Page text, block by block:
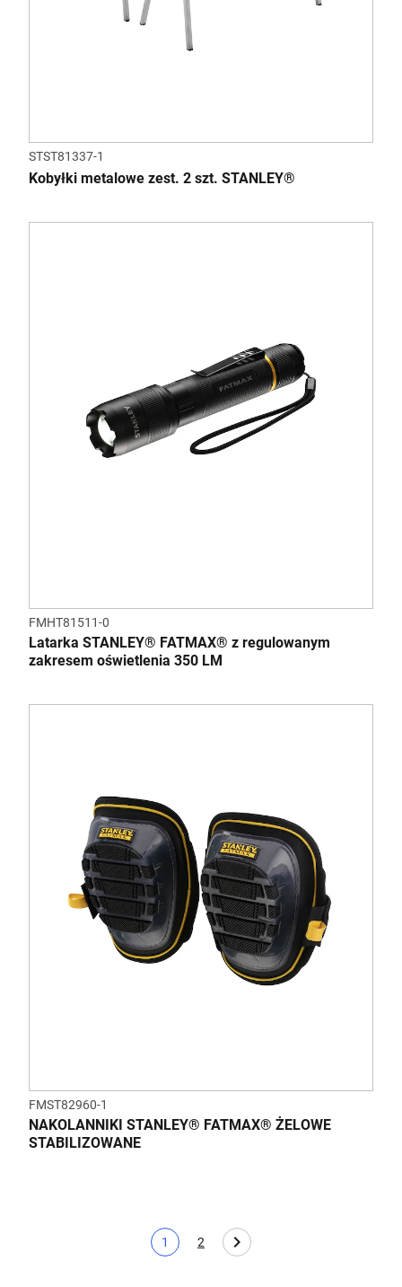
STST81337-1
Kobyłki metalowe zest. 2 szt. STANLEY®
FMHT81511-0
Latarka STANLEY® FATMAX® z regulowanym
zakresem oświetlenia 350 LM
FMST82960-1
NAKOLANNIKI STANLEY® FATMAX® ŻELOWE
STABILIZOWANE
Bieżąca strona
1
Page
2